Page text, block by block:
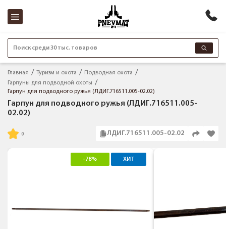
Поиск среди 30 тыс. товаров
Главная Туризм и охота
Подводная охота
Гарпуны для подводной охоты
Гарпун для подводного ружья (ЛДИГ.716511.005-02.02)
Гарпун для подводного ружья (ЛДИГ.716511.005-
02.02)
ЛДИГ.716511.005-02.02
-78% ХИТ